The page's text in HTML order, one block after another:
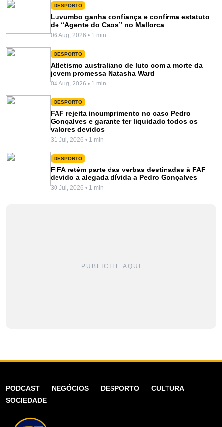
DESPORTO
Luvumbo ganha confiança e confirma estatuto
de “Agente do Caos” no Mallorca
06 Aug, 2026 • 1 min
DESPORTO
Atletismo australiano de luto com a morte da
jovem promessa Natasha Ward
04 Aug, 2026 • 1 min
DESPORTO
FAF rejeita incumprimento no caso Pedro
Gonçalves e garante ter liquidado todos os
valores devidos
31 Jul, 2026 • 1 min
DESPORTO
FIFA retém parte das verbas destinadas à FAF
devido a alegada dívida a Pedro Gonçalves
30 Jul, 2026 • 1 min
PUBLICITE AQUI
PODCAST NEGÓCIOS DESPORTO
CULTURA
SOCIEDADE